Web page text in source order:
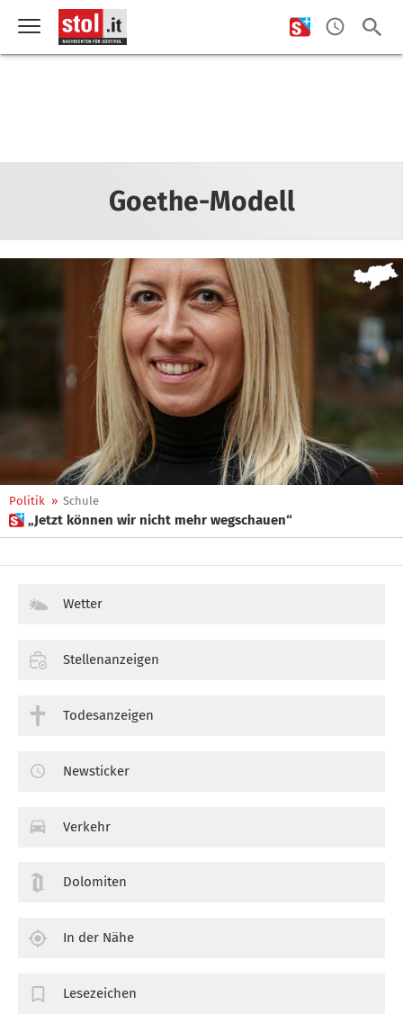
Goethe-Modell
Politik » Schule
 „Jetzt können wir nicht mehr wegschauen“
Wetter
Stellenanzeigen
Todesanzeigen
Newsticker
Verkehr
Dolomiten
In der Nähe
Lesezeichen